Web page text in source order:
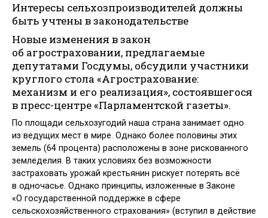
Интересы сельхозпроизводителей должны
быть учтены в законодательстве
Новые изменения в закон
об агростраховании, предлагаемые
депутатами Госдумы, обсудили участники
круглого стола «Агрострахование:
механизм и его реализация», состоявшегося
в пресс-центре «Парламентской газеты».
По площади сельхозугодий наша страна занимает одно
из ведущих мест в мире. Однако более половины этих
земель (64 процента) расположены в зоне рискованного
земледелия. В таких условиях без возможности
застраховать урожай крестьянин рискует потерять всё
в одночасье. Однако принципы, изложенные в Законе
«О государственной поддержке в сфере
сельскохозяйственного страхования» (вступил в действие